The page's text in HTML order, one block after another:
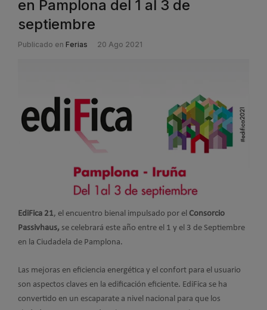
en Pamplona del 1 al 3 de
septiembre
Publicado en Ferias 20 Ago 2021
EdiFica 21, el encuentro bienal impulsado por el Consorcio
Passivhaus, se celebrará este año entre el 1 y el 3 de Septiembre
en la Ciudadela de Pamplona.
Las mejoras en eficiencia energética y el confort para el usuario
son aspectos claves en la edificación eficiente. EdiFica se ha
convertido en un escaparate a nivel nacional para que los